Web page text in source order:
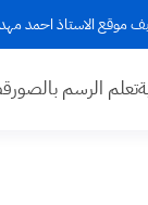
موقع الاستاذ احمد
تعلم الرسم بالصور